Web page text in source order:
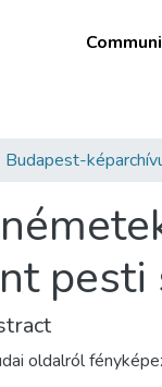
Budapest-
pesti
oldalról